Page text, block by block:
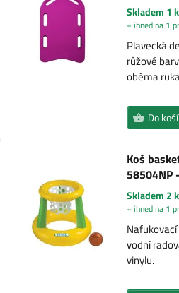
Skladem 1
+ ihned na 1
Plavecká
růžové
oběma
Do
Koš
58504NP
Skladem 2
+ ihned na 1
vodní
vinylu.